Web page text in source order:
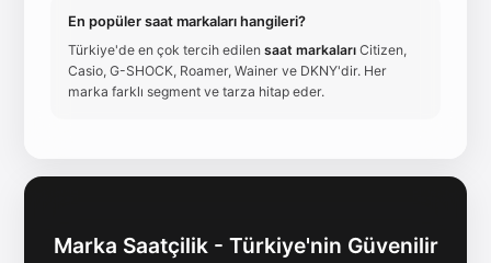
En popüler saat markaları hangileri?
Türkiye'de en çok tercih edilen saat markaları Citizen,
Casio, G-SHOCK, Roamer, Wainer ve DKNY'dir. Her
marka farklı segment ve tarza hitap eder.
Marka Saatçilik - Türkiye'nin Güvenilir